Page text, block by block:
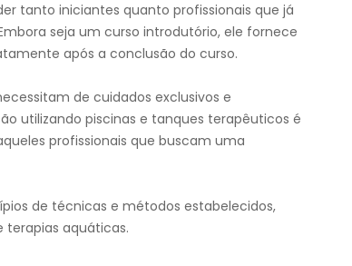
tanto iniciantes quanto profissionais que já
seja um curso introdutório, ele fornece
após a conclusão do curso.
de cuidados exclusivos e
utilizando piscinas e tanques terapêuticos é
profissionais que buscam uma
de técnicas e métodos estabelecidos,
terapias aquáticas.